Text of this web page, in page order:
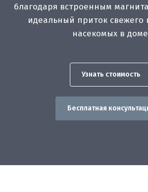
благодаря встроенным
идеальный приток свежего
насекомых в
Узнать стоимость
Бесплатная